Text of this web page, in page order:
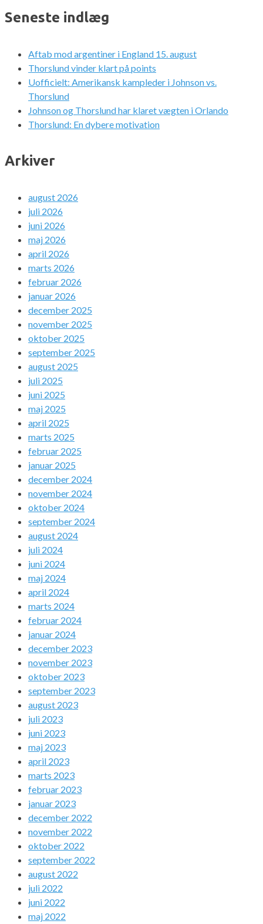
Seneste indlæg
Aftab mod argentiner i England 15. august
Thorslund vinder klart på points
Uofficielt: Amerikansk kampleder i Johnson vs.
Thorslund
Johnson og Thorslund har klaret vægten i Orlando
Thorslund: En dybere motivation
Arkiver
august 2026
juli 2026
juni 2026
maj 2026
april 2026
marts 2026
februar 2026
januar 2026
december 2025
november 2025
oktober 2025
september 2025
august 2025
juli 2025
juni 2025
maj 2025
april 2025
marts 2025
februar 2025
januar 2025
december 2024
november 2024
oktober 2024
september 2024
august 2024
juli 2024
juni 2024
maj 2024
april 2024
marts 2024
februar 2024
januar 2024
december 2023
november 2023
oktober 2023
september 2023
august 2023
juli 2023
juni 2023
maj 2023
april 2023
marts 2023
februar 2023
januar 2023
december 2022
november 2022
oktober 2022
september 2022
august 2022
juli 2022
juni 2022
maj 2022